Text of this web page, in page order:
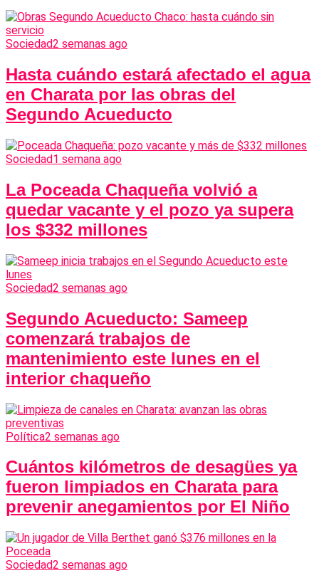
Sociedad2 semanas ago
Hasta cuándo estará afectado el agua
en Charata por las obras del
Segundo Acueducto
Sociedad1 semana ago
La Poceada Chaqueña volvió a
quedar vacante y el pozo ya supera
los $332 millones
Sociedad2 semanas ago
Segundo Acueducto: Sameep
comenzará trabajos de
mantenimiento este lunes en el
interior chaqueño
Política2 semanas ago
Cuántos kilómetros de desagües ya
fueron limpiados en Charata para
prevenir anegamientos por El Niño
Sociedad2 semanas ago